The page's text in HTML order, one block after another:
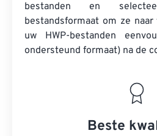
bestanden en
bestandsformaat om ze
uw HWP-bestanden
ondersteund formaat) na de
Beste